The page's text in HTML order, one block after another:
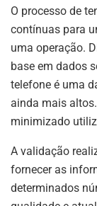
O processo de
contínuas para
uma operação.
base em dados
telefone é uma
ainda mais
minimizado
A validação
fornecer as
determinados